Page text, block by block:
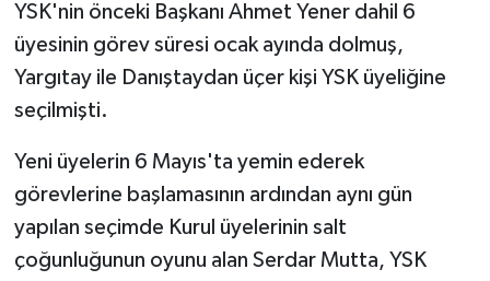
YSK'nin önceki Başkanı Ahmet Yener dahil 6
üyesinin görev süresi ocak ayında dolmuş,
Yargıtay ile Danıştaydan üçer kişi YSK üyeliğine
seçilmişti.
Yeni üyelerin 6 Mayıs'ta yemin ederek
görevlerine başlamasının ardından aynı gün
yapılan seçimde Kurul üyelerinin salt
çoğunluğunun oyunu alan Serdar Mutta, YSK